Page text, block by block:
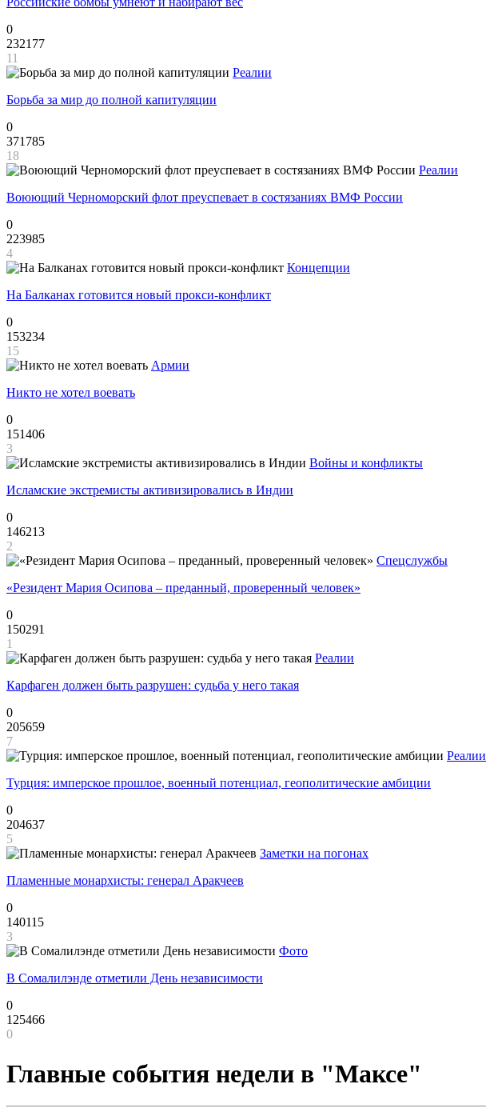
0
232177
11
Реалии
Борьба за мир до полной капитуляции
0
371785
18
Реалии
Воюющий Черноморский флот преуспевает в состязаниях ВМФ России
0
223985
4
Концепции
На Балканах готовится новый прокси-конфликт
0
153234
15
Армии
Никто не хотел воевать
0
151406
3
Войны и конфликты
Исламские экстремисты активизировались в Индии
0
146213
2
Спецслужбы
«Резидент Мария Осипова – преданный, проверенный человек»
0
150291
1
Реалии
Карфаген должен быть разрушен: судьба у него такая
0
205659
7
Реалии
Турция: имперское прошлое, военный потенциал, геополитические амбиции
0
204637
5
Заметки на погонах
Пламенные монархисты: генерал Аракчеев
0
140115
3
Фото
В Сомалилэнде отметили День независимости
0
125466
0
Главные события недели в "Максе"